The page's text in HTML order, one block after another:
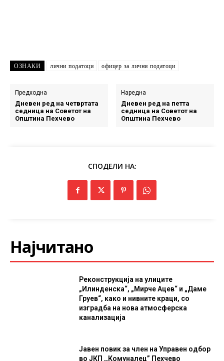
ОЗНАКИ лични податоци офицер за лични податоци
Предходна
Дневен ред на четвртата
седница на Советот на
Општина Пехчево
Наредна
Дневен ред на петта
седница на Советот на
Општина Пехчево
СПОДЕЛИ НА:
Најчитано
Реконструкција на улиците
„Илинденска“, „Мирче Ацев“ и „Даме
Груев“, како и нивните краци, со
изградба на нова атмосферска
канализација
Јавен повик за член на Управен одбор
во ЈКП ,,Комуналец” Пехчево